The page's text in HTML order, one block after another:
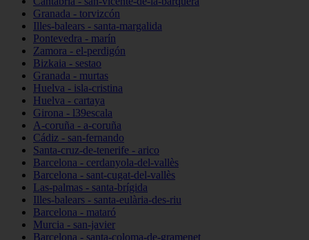
Granada - torvizcón
Illes-balears - santa-margalida
Pontevedra - marín
Zamora - el-perdigón
Bizkaia - sestao
Granada - murtas
Huelva - isla-cristina
Huelva - cartaya
Girona - l39escala
A-coruña - a-coruña
Cádiz - san-fernando
Santa-cruz-de-tenerife - arico
Barcelona - cerdanyola-del-vallès
Barcelona - sant-cugat-del-vallès
Las-palmas - santa-brígida
Illes-balears - santa-eulària-des-riu
Barcelona - mataró
Murcia - san-javier
Barcelona - santa-coloma-de-gramenet